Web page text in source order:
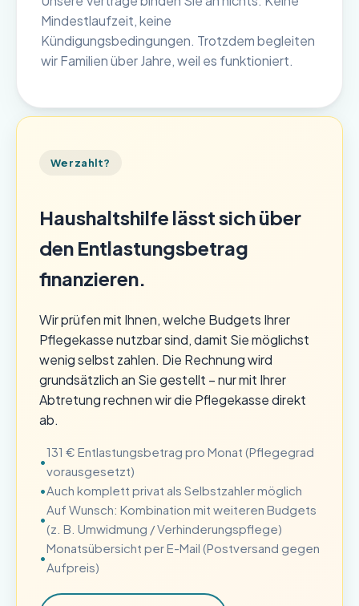
Mindestlaufzeit, keine
Kündigungsbedingungen. Trotzdem begleiten
wir Familien über Jahre, weil es funktioniert.
Wer zahlt?
Haushaltshilfe lässt sich über
den Entlastungsbetrag
finanzieren.
Wir prüfen mit Ihnen, welche Budgets Ihrer
Pflegekasse nutzbar sind, damit Sie möglichst
wenig selbst zahlen. Die Rechnung wird
grundsätzlich an Sie gestellt – nur mit Ihrer
Abtretung rechnen wir die Pflegekasse direkt
ab.
131 € Entlastungsbetrag pro Monat (Pflegegrad
vorausgesetzt)
Auch komplett privat als Selbstzahler möglich
Auf Wunsch: Kombination mit weiteren Budgets
(z. B. Umwidmung / Verhinderungspflege)
Monatsübersicht per E-Mail (Postversand gegen
Aufpreis)